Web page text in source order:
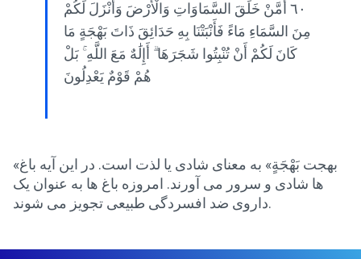
٦٠ أَمَّنْ خَلَقَ السَّمَاوَاتِ وَالْأَرْضَ وَأَنْزَلَ لَكُمْ
مِنَ السَّمَاءِ مَاءً فَأَنْبَتْنَا بِهِ حَدَائِقَ ذَاتَ بَهْجَةٍ مَا
كَانَ لَكُمْ أَنْ تُنْبِتُوا شَجَرَهَا ۗ أَإِلَٰهٌ مَعَ اللَّهِ ۚ بَلْ
هُمْ قَوْمٌ يَعْدِلُونَ
«بهجت بَهْجَةٍ» به معنای شادی یا لذت است. در این آیه باغ
ها شادی و سرور می آورند. امروزه باغ ها به عنوان یک
داروی ضد افسردگی طبیعی تجویز می شوند.